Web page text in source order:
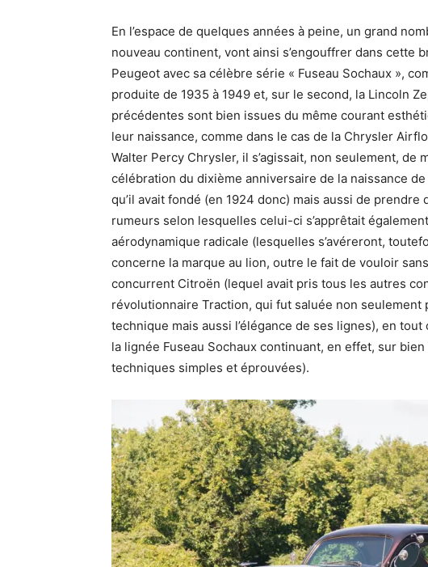
En l’espace de quelques années à peine, un grand
nouveau continent, vont ainsi s’engouffrer dans cette
Peugeot avec sa célèbre série « Fuseau Sochaux »,
produite de 1935 à 1949 et, sur le second, la Lincoln
précédentes sont bien issues du même courant
leur naissance, comme dans le cas de la Chrysler
Walter Percy Chrysler, il s’agissait, non seulement, de
célébration du dixième anniversaire de la naissance
qu’il avait fondé (en 1924 donc) mais aussi de
rumeurs selon lesquelles celui-ci s’apprêtait
aérodynamique radicale (lesquelles s’avéreront,
concerne la marque au lion, outre le fait de vouloir
concurrent Citroën (lequel avait pris tous les autres
révolutionnaire Traction, qui fut saluée non seulement
technique mais aussi l’élégance de ses lignes), en
la lignée Fuseau Sochaux continuant, en effet, sur
techniques simples et éprouvées).